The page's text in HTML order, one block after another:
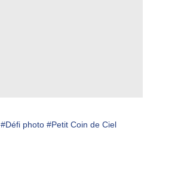
#Défi photo #Petit Coin de Ciel